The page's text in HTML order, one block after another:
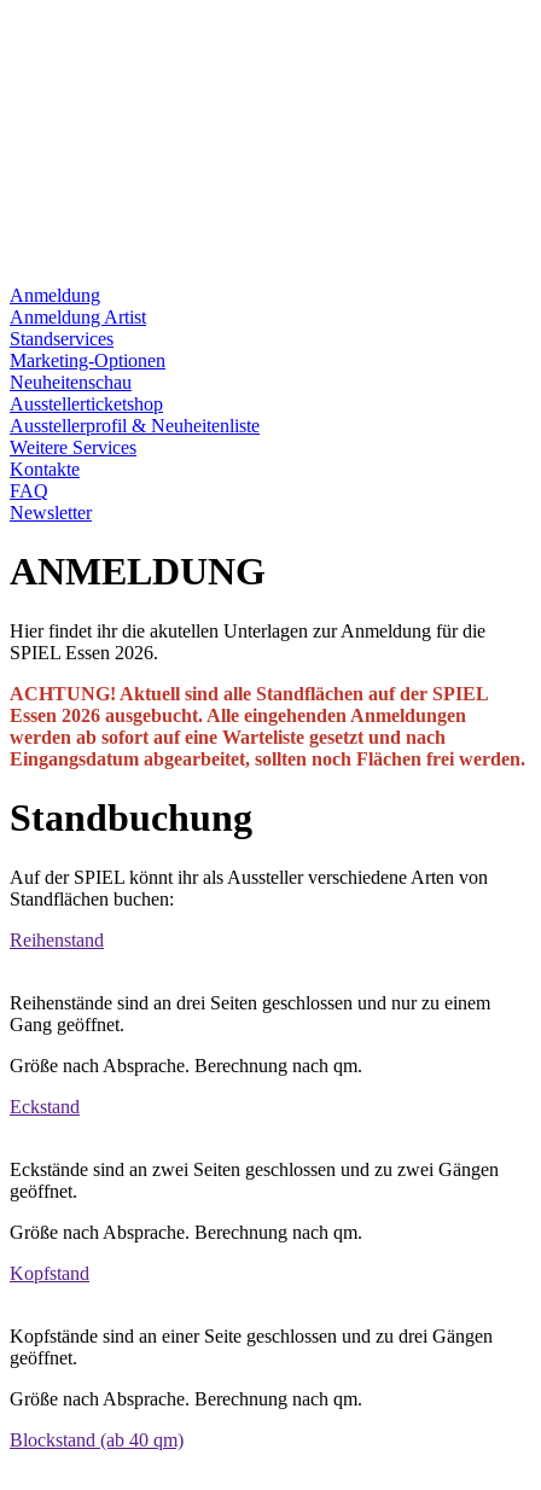
Anmeldung
Anmeldung Artist
Standservices
Marketing-Optionen
Neuheitenschau
Ausstellerticketshop
Ausstellerprofil & Neuheitenliste
Weitere Services
Kontakte
FAQ
Newsletter
ANMELDUNG
Hier findet ihr die akutellen Unterlagen zur Anmeldung für die
SPIEL Essen 2026.
ACHTUNG! Aktuell sind alle Standflächen auf der SPIEL
Essen 2026 ausgebucht. Alle eingehenden Anmeldungen
werden ab sofort auf eine Warteliste gesetzt und nach
Eingangsdatum abgearbeitet, sollten noch Flächen frei werden.
Standbuchung
Auf der SPIEL könnt ihr als Aussteller verschiedene Arten von
Standflächen buchen:
Reihenstand
Reihenstände sind an drei Seiten geschlossen und nur zu einem
Gang geöffnet.
Größe nach Absprache. Berechnung nach qm.
Eckstand
Eckstände sind an zwei Seiten geschlossen und zu zwei Gängen
geöffnet.
Größe nach Absprache. Berechnung nach qm.
Kopfstand
Kopfstände sind an einer Seite geschlossen und zu drei Gängen
geöffnet.
Größe nach Absprache. Berechnung nach qm.
Blockstand (ab 40 qm)